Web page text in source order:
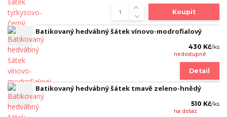
Koupit
Batikovaný hedvábný šátek vínovo-modrofialový
430 Kč/ks
nedostupné
Detail
Batikovaný hedvábný šátek tmavě zeleno-hnědý
510 Kč/ks
na dotaz